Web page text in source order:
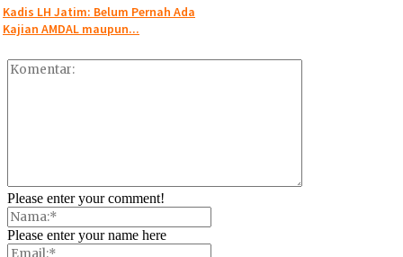
Kadis LH Jatim: Belum Pernah Ada
Kajian AMDAL maupun...
Please enter your comment!
Please enter your name here